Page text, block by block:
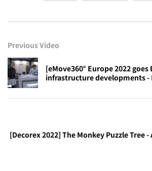
Previous Video
[eMove360° Europe 2022
infrastructure developments -
[Decorex 2022] The Monkey Puzzle Tree